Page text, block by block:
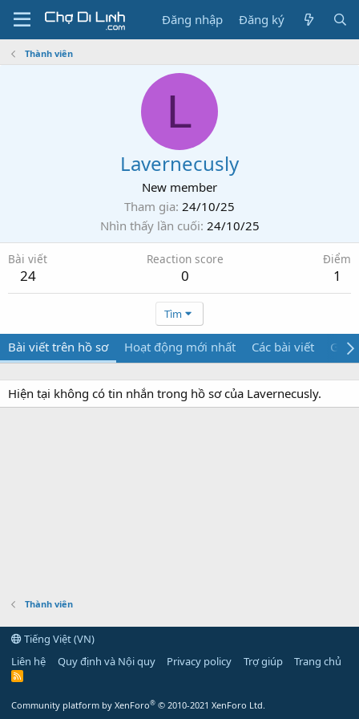
Đăng nhập Đăng ký
Thành viên
L
Lavernecusly
New member
Tham gia 24/10/25
Nhìn thấy lần cuối 24/10/25
Bài viết
24
Reaction score
0
Điểm
1
Tìm
Bài viết trên hồ sơ Hoạt động mới nhất Các bài viết Giới
Hiện tại không có tin nhắn trong hồ sơ của Lavernecusly.
Thành viên
Tiếng Việt (VN)
Liên hệ
Quy định và Nội quy Privacy policy Trợ giúp Trang chủ
R
Community platform by XenForo® © 2010-2021 XenForo Ltd.